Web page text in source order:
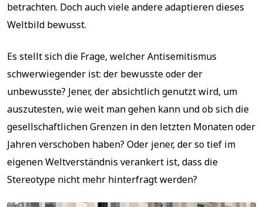
betrachten. Doch auch viele andere adaptieren dieses
Weltbild bewusst.
Es stellt sich die Frage, welcher Antisemitismus
schwerwiegender ist: der bewusste oder der
unbewusste? Jener, der absichtlich genutzt wird, um
auszutesten, wie weit man gehen kann und ob sich die
gesellschaftlichen Grenzen in den letzten Monaten oder
Jahren verschoben haben? Oder jener, der so tief im
eigenen Weltverständnis verankert ist, dass die
Stereotype nicht mehr hinterfragt werden?